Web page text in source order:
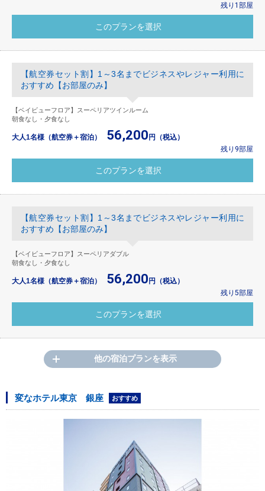
残り1部屋
【航空券セット割】1～3名までビジネスやレジャー利用に
おすすめ【お部屋のみ】
【ベイビューフロア】スーペリアツインルーム
朝食なし・夕食なし
大人1名様（航空券＋宿泊） 56,200 円（税込）
残り9部屋
【航空券セット割】1～3名までビジネスやレジャー利用に
おすすめ【お部屋のみ】
【ベイビューフロア】スーペリアダブル
朝食なし・夕食なし
大人1名様（航空券＋宿泊） 56,200 円（税込）
残り5部屋
他の宿泊プランを表示
変なホテル東京 銀座 おすすめ